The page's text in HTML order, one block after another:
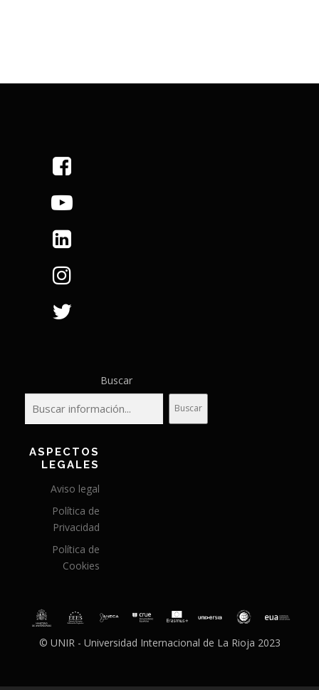
Buscar
Buscar
ASPECTOS
LEGALES
Aviso legal
Política de
Privacidad
Política de
Cookies
© UNIR - Universidad Internacional de La Rioja 2023